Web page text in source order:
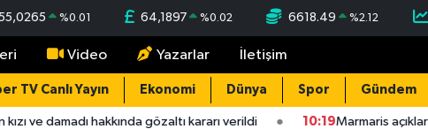
%0.01 64,1897 %0.02 6618.49 %2.12
Video Yazarlar İletişim
TV Canlı Yayın Ekonomi Dünya Spor Gündem
ve damadı hakkında gözaltı kararı verildi 10:19Marmaris